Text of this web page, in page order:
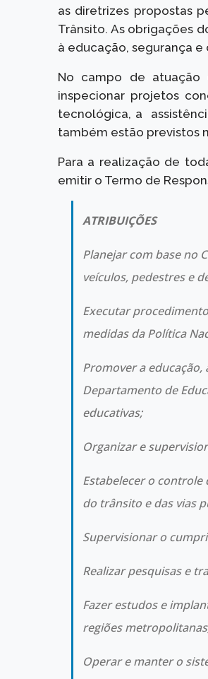
as diretrizes propostas
Trânsito. As obrigações
à educação, segurança
No campo de atuação
inspecionar projetos
tecnológica, a
também estão previstos
Para a realização de
emitir o Termo de
ATRIBUIÇÕES
Planejar com base no
veículos, pedestres e
Executar
medidas da Política
Promover a
Departamento de
educativas;
Organizar e
Estabelecer o
do trânsito e das vias
Supervisionar o
Realizar pesquisas e
Fazer estudos e
regiões
Operar e manter o